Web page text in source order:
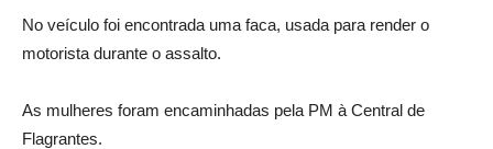
No veículo foi encontrada uma faca, usada para render o
motorista durante o assalto.
As mulheres foram encaminhadas pela PM à Central de
Flagrantes.